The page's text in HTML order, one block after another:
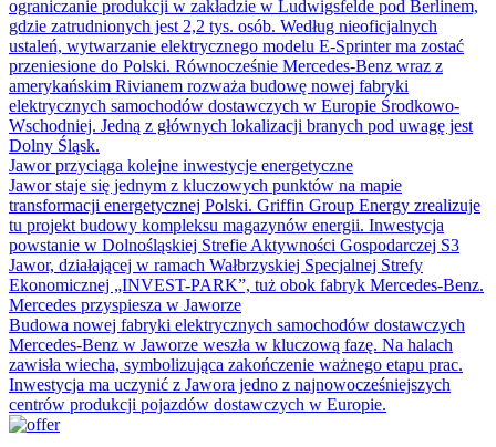
ograniczanie produkcji w zakładzie w Ludwigsfelde pod Berlinem,
gdzie zatrudnionych jest 2,2 tys. osób. Według nieoficjalnych
ustaleń, wytwarzanie elektrycznego modelu E-Sprinter ma zostać
przeniesione do Polski. Równocześnie Mercedes-Benz wraz z
amerykańskim Rivianem rozważa budowę nowej fabryki
elektrycznych samochodów dostawczych w Europie Środkowo-
Wschodniej. Jedną z głównych lokalizacji branych pod uwagę jest
Dolny Śląsk.
Jawor przyciąga kolejne inwestycje energetyczne
Jawor staje się jednym z kluczowych punktów na mapie
transformacji energetycznej Polski. Griffin Group Energy zrealizuje
tu projekt budowy kompleksu magazynów energii. Inwestycja
powstanie w Dolnośląskiej Strefie Aktywności Gospodarczej S3
Jawor, działającej w ramach Wałbrzyskiej Specjalnej Strefy
Ekonomicznej „INVEST-PARK”, tuż obok fabryk Mercedes-Benz.
Mercedes przyspiesza w Jaworze
Budowa nowej fabryki elektrycznych samochodów dostawczych
Mercedes-Benz w Jaworze weszła w kluczową fazę. Na halach
zawisła wiecha, symbolizująca zakończenie ważnego etapu prac.
Inwestycja ma uczynić z Jawora jedno z najnowocześniejszych
centrów produkcji pojazdów dostawczych w Europie.